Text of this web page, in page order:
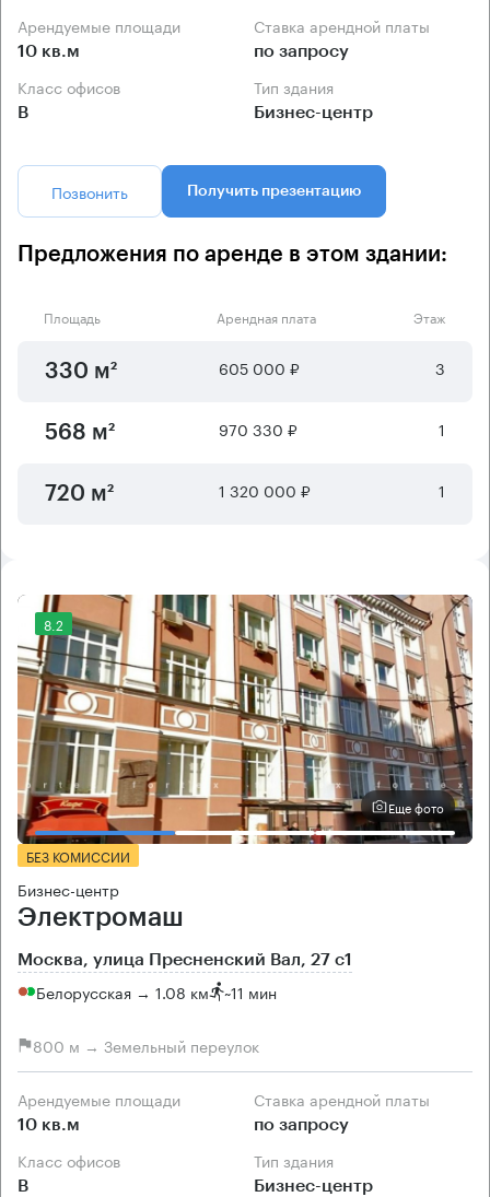
Арендуемые площади
10 кв.м
Ставка арендной платы
по запросу
Класс офисов
B
Тип здания
Бизнес-центр
Позвонить Получить презентацию
Предложения по аренде в этом здании:
Площадь Арендная плата Этаж
330 м² 605 000 ₽ 3
568 м² 970 330 ₽ 1
720 м² 1 320 000 ₽ 1
8.2
Еще фото
БЕЗ КОМИССИИ
Бизнес-центр
Электромаш
Москва, улица Пресненский Вал, 27 с1
Белорусская → 1.08 км ~11 мин
800 м → Земельный переулок
Арендуемые площади
10 кв.м
Ставка арендной платы
по запросу
Класс офисов
B
Тип здания
Бизнес-центр